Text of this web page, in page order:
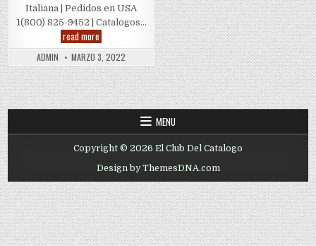
Italiana | Pedidos en USA
1(800) 825-9452 | Catalogos…
read more
.925
Italiana
por
Mayor
en
USA
ADMIN MARZO 3, 2022
MENU
Copyright © 2026 El Club Del Catalogo
Design by ThemesDNA.com